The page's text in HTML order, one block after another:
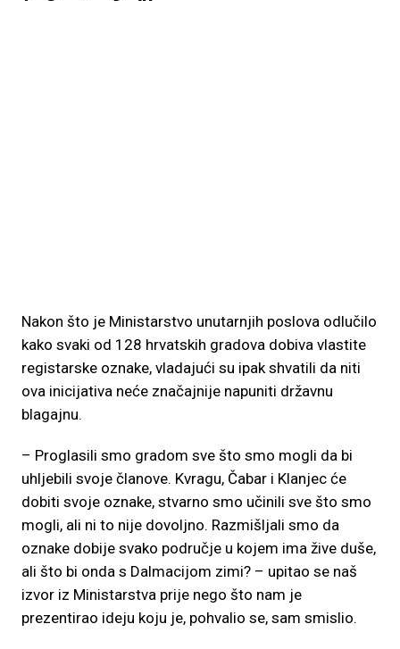
Nakon što je Ministarstvo unutarnjih poslova odlučilo
kako svaki od 128 hrvatskih gradova dobiva vlastite
registarske oznake, vladajući su ipak shvatili da niti
ova inicijativa neće značajnije napuniti državnu
blagajnu.
– Proglasili smo gradom sve što smo mogli da bi
uhljebili svoje članove. Kvragu, Čabar i Klanjec će
dobiti svoje oznake, stvarno smo učinili sve što smo
mogli, ali ni to nije dovoljno. Razmišljali smo da
oznake dobije svako područje u kojem ima žive duše,
ali što bi onda s Dalmacijom zimi? – upitao se naš
izvor iz Ministarstva prije nego što nam je
prezentirao ideju koju je, pohvalio se, sam smislio.